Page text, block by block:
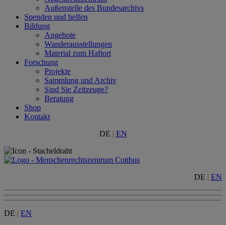
Außenstelle des Bundesarchivs
Spenden und helfen
Bildung
Angebote
Wanderausstellungen
Material zum Haftort
Forschung
Projekte
Sammlung und Archiv
Sind Sie Zeitzeuge?
Beratung
Shop
Kontakt
DE | EN
DE | EN
DE | EN